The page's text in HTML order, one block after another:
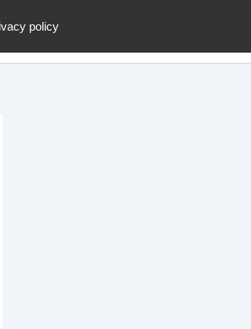
! Archives
policy